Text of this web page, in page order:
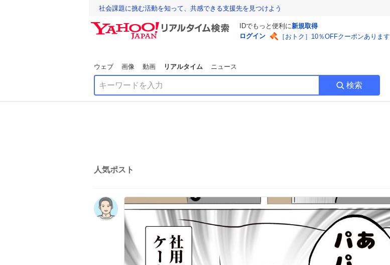
社会課題に挑む活動を知って、共感できる支援先を見つけよう
IDでもっと便利に新規取得
ログイン
［おトク］10％OFFクーポンあります
ウェブ 画像 動画 リアルタイム ニュース
検索
人気ポスト